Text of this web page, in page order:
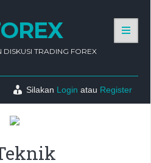
TRADING FOREX
Silakan Login atau Register